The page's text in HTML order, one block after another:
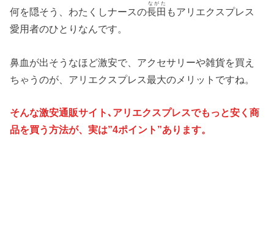
何を隠そう、わたくしナースの長田
ながた
もアリエクスプレス
愛用者のひとりなんです。
鼻血が出そうなほど激安で、アクセサリーや雑貨を買え
ちゃうのが、アリエクスプレス最大のメリットですね。
そんな激安通販サイト､アリエクスプレスでもっと安く商
品を買う方法が、実は”4ポイント”あります。